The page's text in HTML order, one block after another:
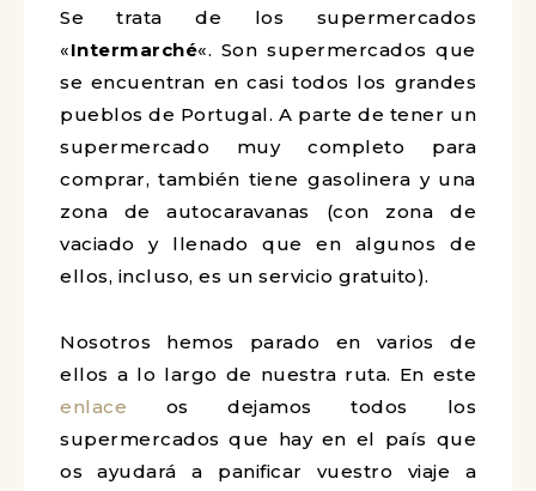
lugar estupendo donde nos tratan muy
bien a los que viajamos con la casa a
cuestas.
Se trata de los supermercados
«Intermarché«. Son supermercados
que se encuentran en casi todos los
grandes pueblos de Portugal. A parte
de tener un supermercado muy
gasolinera y una zona de autocaravanas
(con zona de vaciado y llenado que en
algunos de ellos, incluso, es un servicio
gratuito).